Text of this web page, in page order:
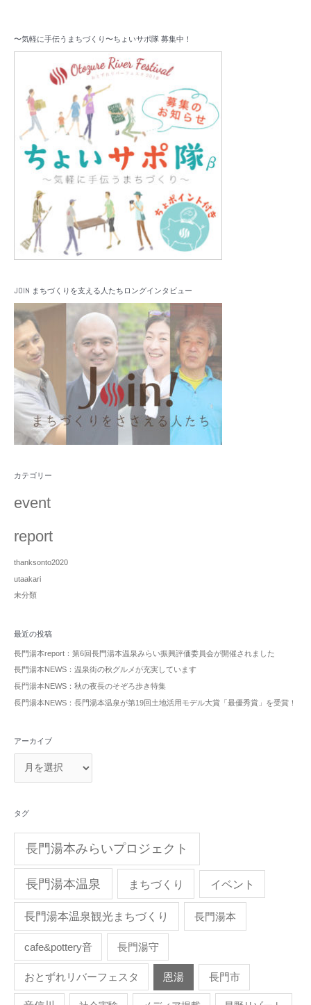
〜気軽に手伝うまちづくり〜ちょいサポ隊 募集中！
JOIN まちづくりを支える人たちロングインタビュー
カテゴリー
event
report
thanksonto2020
utaakari
未分類
最近の投稿
長門湯本report：第6回長門湯本温泉みらい振興評価委員会が開催されました
長門湯本NEWS：温泉街の秋グルメが充実しています
長門湯本NEWS：秋の夜長のそぞろ歩き特集
長門湯本NEWS：長門湯本温泉が第19回土地活用モデル大賞「最優秀賞」を受賞！
アーカイブ
タグ
長門湯本みらいプロジェクト
長門湯本温泉 まちづくり イベント
長門湯本温泉観光まちづくり 長門湯本
cafe&pottery音 長門湯守
おとずれリバーフェスタ 恩湯 長門市